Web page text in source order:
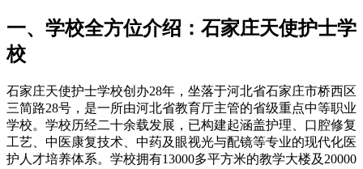
一、学校全方位介绍：石家庄天使护士学
校
石家庄天使护士学校创办28年，坐落于河北省石家庄市桥西区
三简路28号，是一所由河北省教育厅主管的省级重点中等职业
学校。学校历经二十余载发展，已构建起涵盖护理、口腔修复
工艺、中医康复技术、中药及眼视光与配镜等专业的现代化医
护人才培养体系。学校拥有13000多平方米的教学大楼及20000